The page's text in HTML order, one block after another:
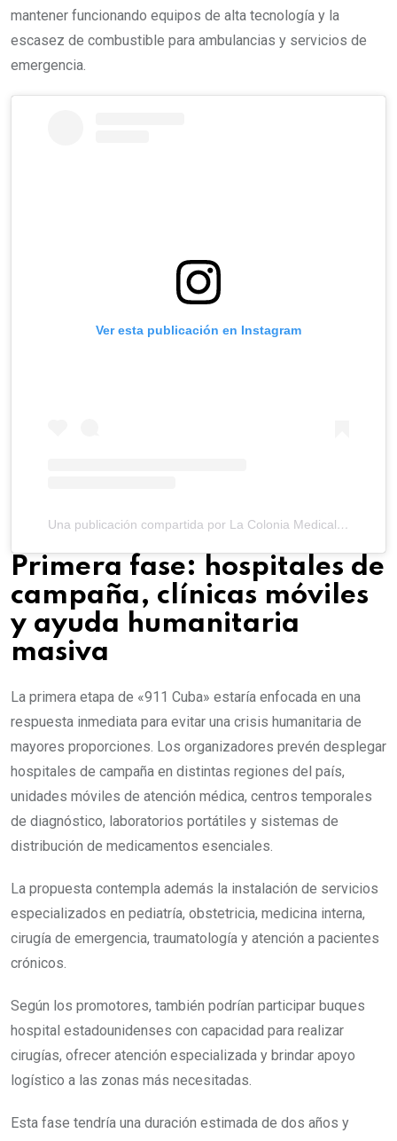
mantener funcionando equipos de alta tecnología y la
escasez de combustible para ambulancias y servicios de
emergencia.
Ver esta publicación en Instagram
Una publicación compartida por La Colonia Medical Center (@lacoloniamedicalcenter)
Primera fase: hospitales de
campaña, clínicas móviles
y ayuda humanitaria
masiva
La primera etapa de «911 Cuba» estaría enfocada en una
respuesta inmediata para evitar una crisis humanitaria de
mayores proporciones. Los organizadores prevén desplegar
hospitales de campaña en distintas regiones del país,
unidades móviles de atención médica, centros temporales
de diagnóstico, laboratorios portátiles y sistemas de
distribución de medicamentos esenciales.
La propuesta contempla además la instalación de servicios
especializados en pediatría, obstetricia, medicina interna,
cirugía de emergencia, traumatología y atención a pacientes
crónicos.
Según los promotores, también podrían participar buques
hospital estadounidenses con capacidad para realizar
cirugías, ofrecer atención especializada y brindar apoyo
logístico a las zonas más necesitadas.
Esta fase tendría una duración estimada de dos años y